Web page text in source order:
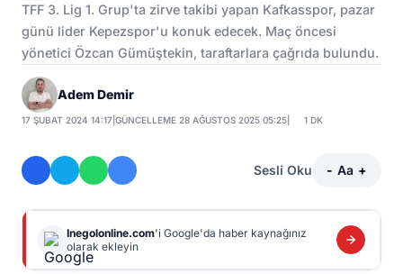
TFF 3. Lig 1. Grup'ta zirve takibi yapan Kafkasspor, pazar
günü lider Kepezspor'u konuk edecek. Maç öncesi
yönetici Özcan Gümüştekin, taraftarlara çağrıda bulundu.
Adem Demir
17 ŞUBAT 2024 14:17 |GÜNCELLEME 28 AĞUSTOS 2025 05:25 1 DK
Sesli Oku - Aa +
Inegolonline.com'i Google'da haber kaynağınız
olarak ekleyin